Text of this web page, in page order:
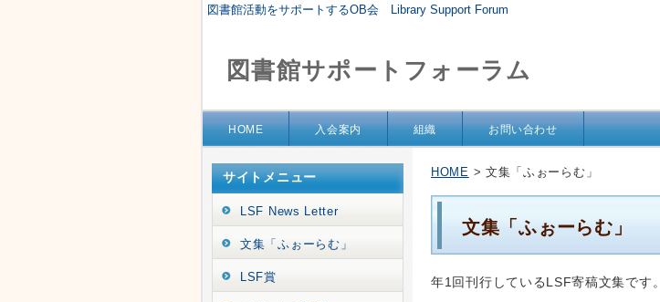
図書館活動をサポートするOB会 Library Support Forum
図書館サポートフォーラム
HOME 入会案内 組織 お問い合わせ
HOME > 文集「ふぉーらむ」
文集「ふぉーらむ」
年1回刊行しているLSF寄稿文集です。
サイトメニュー
LSF News Letter
文集「ふぉーらむ」
LSF賞